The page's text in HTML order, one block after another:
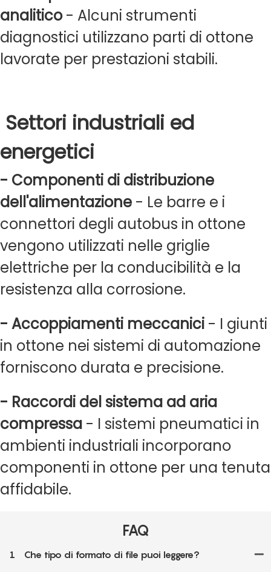
analitico- Alcuni strumenti
diagnostici utilizzano parti di ottone
lavorate per prestazioni stabili.
Settori industriali ed
energetici
- Componenti di distribuzione
dell'alimentazione - Le barre e i
connettori degli autobus in ottone
vengono utilizzati nelle griglie
elettriche per la conducibilità e la
resistenza alla corrosione.
- Accoppiamenti meccanici - I giunti
in ottone nei sistemi di automazione
forniscono durata e precisione.
- Raccordi del sistema ad aria
compressa - I sistemi pneumatici in
ambienti industriali incorporano
componenti in ottone per una tenuta
affidabile.
FAQ
1
Che tipo di formato di file puoi leggere?